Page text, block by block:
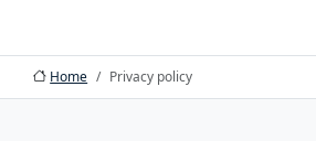
Home Privacy policy